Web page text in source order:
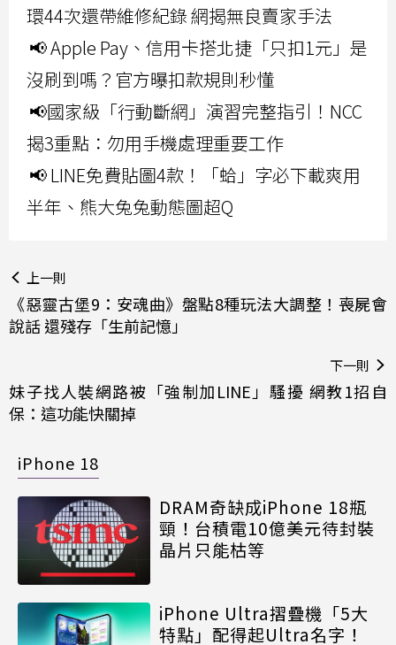
環44次還帶維修紀錄 網揭無良賣家手法
📢 Apple Pay、信用卡搭北捷「只扣1元」是
沒刷到嗎？官方曝扣款規則秒懂
📢國家級「行動斷網」演習完整指引！NCC
揭3重點：勿用手機處理重要工作
📢 LINE免費貼圖4款！「蛤」字必下載爽用
半年、熊大兔兔動態圖超Q
上一則
《惡靈古堡9：安魂曲》盤點8種玩法大調整！喪屍會
說話 還殘存「生前記憶」
下一則
妹子找人裝網路被「強制加LINE」騷擾 網教1招自
保：這功能快關掉
iPhone 18
DRAM奇缺成iPhone 18瓶
頸！台積電10億美元待封裝
晶片只能枯等
iPhone Ultra摺疊機「5大
特點」配得起Ultra名字！